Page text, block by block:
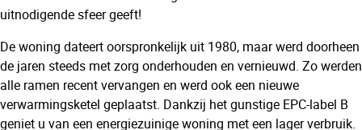
uitnodigende sfeer geeft!
De woning dateert oorspronkelijk uit 1980, maar werd doorheen
de jaren steeds met zorg onderhouden en vernieuwd. Zo werden
alle ramen recent vervangen en werd ook een nieuwe
verwarmingsketel geplaatst. Dankzij het gunstige EPC-label B
geniet u van een energiezuinige woning met een lager verbruik.